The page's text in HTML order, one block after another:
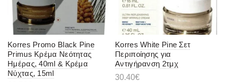
Korres Promo Black Pine
Primus Κρέμα Νεότητας
Ημέρας, 40ml & Κρέμα
Νύχτας, 15ml
Korres White Pine Σετ
Περιποίησης για
Αντιγήρανση 2τμχ
30.40€